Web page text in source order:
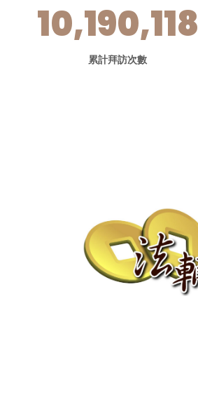
10,190,118
累計拜訪次數